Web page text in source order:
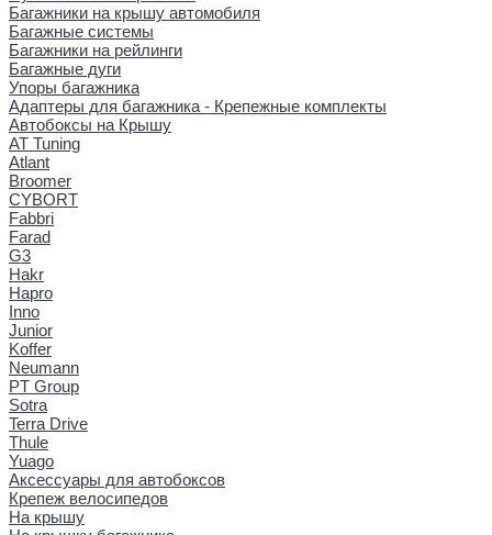
Багажники на крышу автомобиля
Багажные системы
Багажники на рейлинги
Багажные дуги
Упоры багажника
Адаптеры для багажника - Крепежные комплекты
Автобоксы на Крышу
AT Tuning
Atlant
Broomer
CYBORT
Fabbri
Farad
G3
Hakr
Hapro
Inno
Junior
Koffer
Neumann
PT Group
Sotra
Terra Drive
Thule
Yuago
Аксессуары для автобоксов
Крепеж велосипедов
На крышу